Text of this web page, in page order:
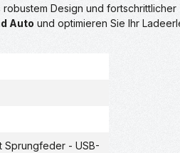
Design und
Auto und optimieren Sie Ihr
Sprungfeder - USB-